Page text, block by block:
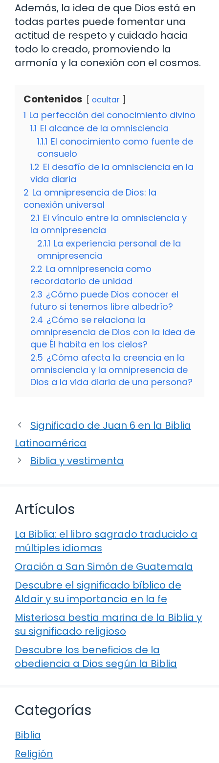
Además, la idea de que Dios está en
todas partes puede fomentar una
actitud de respeto y cuidado hacia
todo lo creado, promoviendo la
armonía y la conexión con el cosmos.
Contenidos ocultar
1 La perfección del conocimiento divino
1.1 El alcance de la omnisciencia
1.1.1 El conocimiento como fuente de
consuelo
1.2 El desafío de la omnisciencia en la
vida diaria
2 La omnipresencia de Dios: la
conexión universal
2.1 El vínculo entre la omnisciencia y
la omnipresencia
2.1.1 La experiencia personal de la
omnipresencia
2.2 La omnipresencia como
recordatorio de unidad
2.3 ¿Cómo puede Dios conocer el
futuro si tenemos libre albedrío?
2.4 ¿Cómo se relaciona la
omnipresencia de Dios con la idea de
que Él habita en los cielos?
2.5 ¿Cómo afecta la creencia en la
omnisciencia y la omnipresencia de
Dios a la vida diaria de una persona?
Significado de Juan 6 en la Biblia
Latinoamérica
Biblia y vestimenta
Artículos
La Biblia: el libro sagrado traducido a
múltiples idiomas
Oración a San Simón de Guatemala
Descubre el significado bíblico de
Aldair y su importancia en la fe
Misteriosa bestia marina de la Biblia y
su significado religioso
Descubre los beneficios de la
obediencia a Dios según la Biblia
Categorías
Biblia
Religión